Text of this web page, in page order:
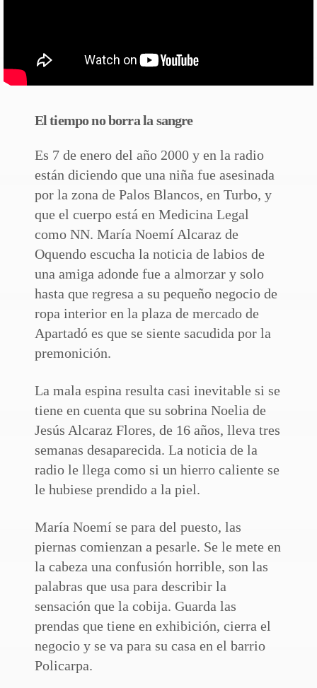
El tiempo no borra la sangre
Es 7 de enero del año 2000 y en la radio
están diciendo que una niña fue asesinada
por la zona de Palos Blancos, en Turbo, y
que el cuerpo está en Medicina Legal
como NN. María Noemí Alcaraz de
Oquendo escucha la noticia de labios de
una amiga adonde fue a almorzar y solo
hasta que regresa a su pequeño negocio de
ropa interior en la plaza de mercado de
Apartadó es que se siente sacudida por la
premonición.
La mala espina resulta casi inevitable si se
tiene en cuenta que su sobrina Noelia de
Jesús Alcaraz Flores, de 16 años, lleva tres
semanas desaparecida. La noticia de la
radio le llega como si un hierro caliente se
le hubiese prendido a la piel.
María Noemí se para del puesto, las
piernas comienzan a pesarle. Se le mete en
la cabeza una confusión horrible, son las
palabras que usa para describir la
sensación que la cobija. Guarda las
prendas que tiene en exhibición, cierra el
negocio y se va para su casa en el barrio
Policarpa.